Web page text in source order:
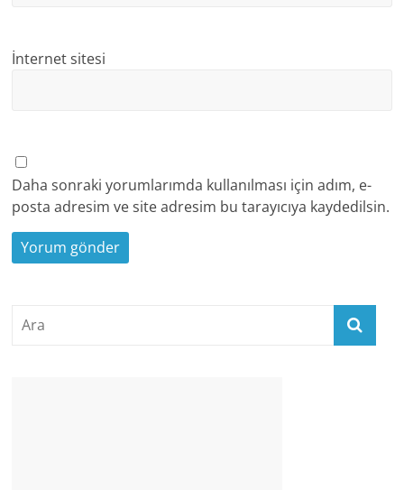
İnternet sitesi
Daha sonraki yorumlarımda kullanılması için adım, e-
posta adresim ve site adresim bu tarayıcıya kaydedilsin.